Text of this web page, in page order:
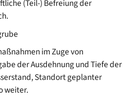
(Teil-) Befreiung der
im Zuge von
der Ausdehnung und Tiefe der
Standort geplanter
weiter.